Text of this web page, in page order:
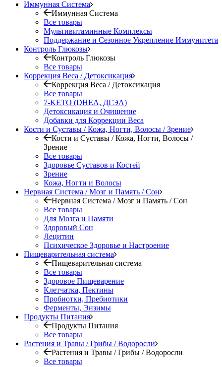
Иммунная Система
Иммунная Система
Все товары
Мультивитаминные Комплексы
Поддержание и Сезонное Укрепление Иммунитета
Контроль Глюкозы
Контроль Глюкозы
Все товары
Коррекция Веса / Детоксикация
Коррекция Веса / Детоксикация
Все товары
7-KETO (DHEA, ДГЭА)
Детоксикация и Очищение
Добавки для Коррекции Веса
Кости и Суставы / Кожа, Ногти, Волосы / Зрение
Кости и Суставы / Кожа, Ногти, Волосы /
Зрение
Все товары
Здоровье Суставов и Костей
Зрение
Кожа, Ногти и Волосы
Нервная Система / Мозг и Память / Сон
Нервная Система / Мозг и Память / Сон
Все товары
Для Мозга и Памяти
Здоровый Сон
Лецитин
Психическое Здоровье и Настроение
Пищеварительная система
Пищеварительная система
Все товары
Здоровое Пищеварение
Клетчатка, Пектины
Пробиотки, Пребиотики
Ферменты, Энзимы
Продукты Питания
Продукты Питания
Все товары
Растения и Травы / Грибы / Водоросли
Растения и Травы / Грибы / Водоросли
Все товары